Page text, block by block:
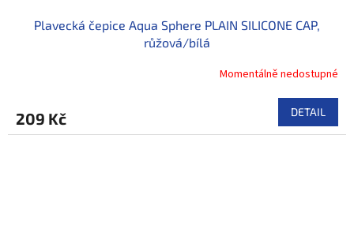
Plavecká čepice Aqua Sphere PLAIN SILICONE CAP,
růžová/bílá
Momentálně nedostupné
209 Kč DETAIL